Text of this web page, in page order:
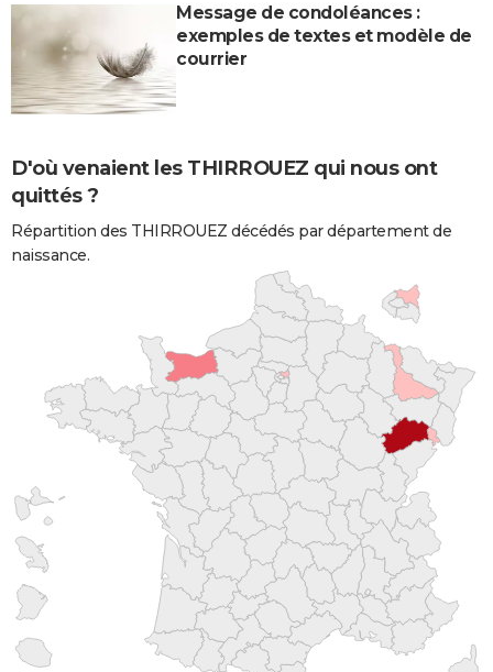
Message de condoléances :
exemples de textes et modèle de
courrier
D'où venaient les THIRROUEZ qui nous ont
quittés ?
Répartition des THIRROUEZ décédés par département de
naissance.